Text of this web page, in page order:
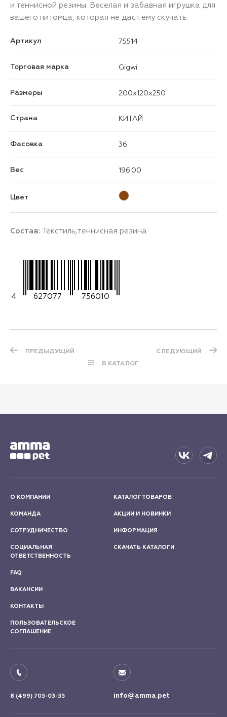
и теннисной резины. Веселая и забавная игрушка для
вашего питомца, которая не даст ему скучать.
Артикул 75514
Торговая марка Gigwi
Размеры 200x120x250
Страна КИТАЙ
Фасовка 36
Вес 196.00
Цвет
Состав: Текстиль,теннисная резина
4 627077 756010
ПРЕДЫДУЩИЙ
В КАТАЛОГ
СЛЕДУЮЩИЙ
О КОМПАНИИ
КОМАНДА
СОТРУДНИЧЕСТВО
СОЦИАЛЬНАЯ
ОТВЕТСТВЕННОСТЬ
КАТАЛОГ ТОВАРОВ
АКЦИИ И НОВИНКИ
ИНФОРМАЦИЯ
СКАЧАТЬ КАТАЛОГИ
FAQ
ВАКАНСИИ
КОНТАКТЫ
ПОЛЬЗОВАТЕЛЬСКОЕ
СОГЛАШЕНИЕ
8 (499) 705-03-55 info@amma.pet